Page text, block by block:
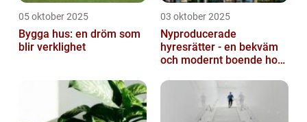
05 oktober 2025
Bygga hus: en dröm som
blir verklighet
03 oktober 2025
Nyproducerade
hyresrätter - en bekväm
och modernt boende hos
nyproduktion